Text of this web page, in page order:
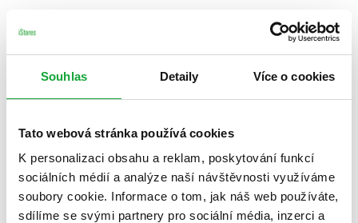
Souhlas Detaily Více o cookies
Tato webová stránka používá cookies
K personalizaci obsahu a reklam, poskytování funkcí
sociálních médií a analýze naší návštěvnosti využíváme
soubory cookie. Informace o tom, jak náš web používáte,
sdílíme se svými partnery pro sociální média, inzerci a